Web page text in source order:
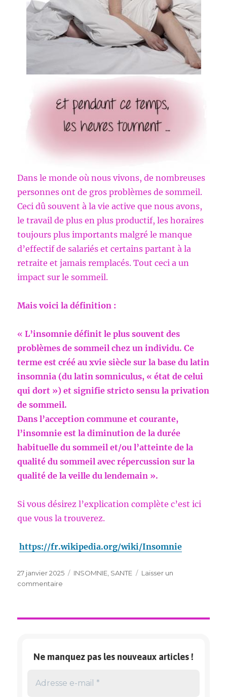
Dans le monde où nous vivons, de nombreuses
personnes ont de gros problèmes de sommeil.
Ceci dû souvent à la vie active que nous avons,
le travail de plus en plus productif, les horaires
toujours plus importants malgré le manque
d’effectif de salariés et certains partant à la
retraite et jamais remplacés. Tout ceci a un
impact sur le sommeil.
Mais voici la définition :
«L’insomnie définit le plus souvent des
problèmes de sommeil chez un individu. Ce
terme est créé au xvie siècle sur la base du latin
insomnia (du latin somniculus, « état de celui
qui dort ») et signifie stricto sensu la privation
de sommeil.
Dans l’acception commune et courante,
l’insomnie est la diminution de la durée
habituelle du sommeil et/ou l’atteinte de la
qualité du sommeil avec répercussion sur la
qualité de la veille du lendemain ».
Si vous désirez l’explication complète c’est ici
que vous la trouverez.
https://fr.wikipedia.org/wiki/Insomnie
Publié
le
27 janvier 2025 Catégories
INSOMNIE, SANTE
Laisser un
commentaire
Ne manquez pas les nouveaux articles !